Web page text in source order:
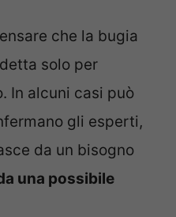
che la bugia
solo per
In alcuni casi può
gli esperti,
da un bisogno
una possibile